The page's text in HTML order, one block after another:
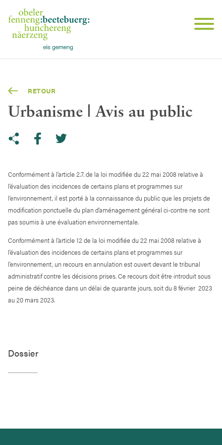
RETOUR
Urbanisme | Avis au public
Conformément à l’article 2.7. de la loi modifiée du 22 mai 2008 relative à
l’évaluation des incidences de certains plans et programmes sur
l’environnement, il est porté à la connaissance du public que les projets de
modification ponctuelle du plan d’aménagement général ci-contre ne sont
pas soumis à une évaluation environnementale.
Conformément à l’article 12 de la loi modifiée du 22 mai 2008 relative à
l’évaluation des incidences de certains plans et programmes sur
l’environnement, un recours en annulation est ouvert devant le tribunal
administratif contre les décisions prises. Ce recours doit être introduit sous
peine de déchéance dans un délai de quarante jours, soit du 8 février 2023
au 20 mars 2023.
Dossier